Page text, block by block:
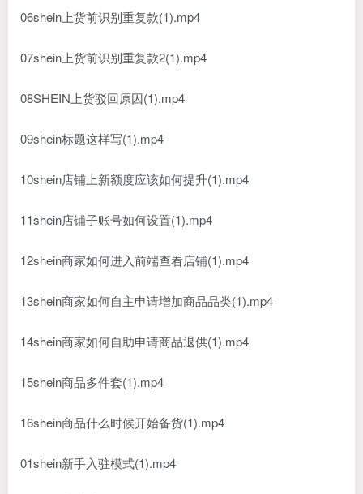
06shein上货前识别重复款(1).mp4
07shein上货前识别重复款2(1).mp4
08SHEIN上货驳回原因(1).mp4
09shein标题这样写(1).mp4
10shein店铺上新额度应该如何提升(1).mp4
11shein店铺子账号如何设置(1).mp4
12shein商家如何进入前端查看店铺(1).mp4
13shein商家如何自主申请增加商品品类(1).mp4
14shein商家如何自助申请商品退供(1).mp4
15shein商品多件套(1).mp4
16shein商品什么时候开始备货(1).mp4
01shein新手入驻模式(1).mp4